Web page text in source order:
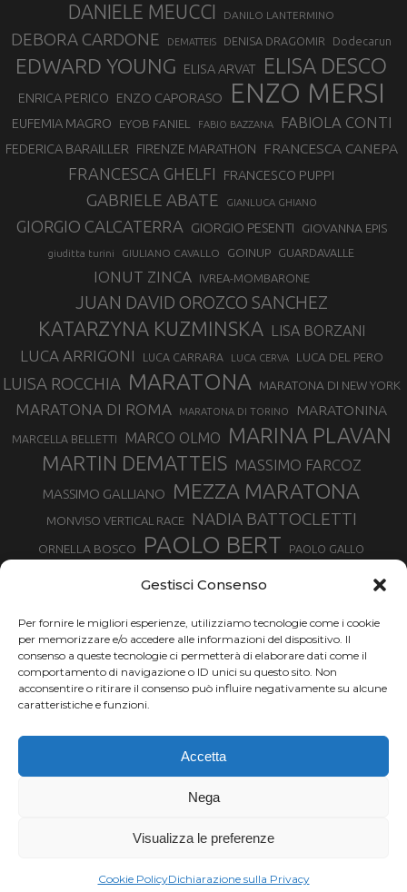
Gestisci Consenso
Per fornire le migliori esperienze, utilizziamo tecnologie come i cookie
per memorizzare e/o accedere alle informazioni del dispositivo. Il
consenso a queste tecnologie ci permetterà di elaborare dati come il
comportamento di navigazione o ID unici su questo sito. Non
acconsentire o ritirare il consenso può influire negativamente su alcune
caratteristiche e funzioni.
Accetta
Nega
Visualizza le preferenze
Cookie PolicyDichiarazione sulla Privacy
DANIELE MEUCCI DANILO LANTERMINO
DEBORA CARDONE DEMATTEIS DENISA DRAGOMIR Dodecarun
EDWARD YOUNG ELISA ARVAT ELISA DESCO
ENRICA PERICO ENZO CAPORASO ENZO MERSI
EUFEMIA MAGRO EYOB FANIEL FABIO BAZZANA FABIOLA CONTI
FEDERICA BARAILLER FIRENZE MARATHON FRANCESCA CANEPA
FRANCESCA GHELFI FRANCESCO PUPPI
GABRIELE ABATE GIANLUCA GHIANO
GIORGIO CALCATERRA GIORGIO PESENTI GIOVANNA EPIS
giuditta turini GIULIANO CAVALLO GOINUP GUARDAVALLE
IONUT ZINCA IVREA-MOMBARONE
JUAN DAVID OROZCO SANCHEZ
KATARZYNA KUZMINSKA LISA BORZANI
LUCA ARRIGONI LUCA CARRARA LUCA CERVA LUCA DEL PERO
LUISA ROCCHIA MARATONA MARATONA DI NEW YORK
MARATONA DI ROMA MARATONA DI TORINO MARATONINA
MARCELLA BELLETTI MARCO OLMO MARINA PLAVAN
MARTIN DEMATTEIS MASSIMO FARCOZ
MASSIMO GALLIANO MEZZA MARATONA
MONVISO VERTICAL RACE NADIA BATTOCLETTI
ORNELLA BOSCO PAOLO BERT PAOLO GALLO
SILVIA SERAFINI SONIA GLAREY TAVAGNASCO TOR DES GEANTS
TOUR MONVISO TRAIL TRAIL MONTE CASTO TROFEO KIMA
TURIN MARATHON URBAN ZEMMER VAL DI FASSA RUNNING
VALENTINA BELOTTI
VENICE MARATHON
XAVIER CHEVRIER
YEMAN CRIPPA
Chi siamo | Termini d'uso | Privacy |